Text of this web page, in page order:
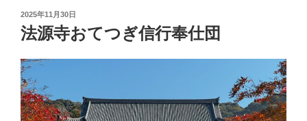
投
稿
日:
2025年11月30日
法源寺おてつぎ信行奉仕団